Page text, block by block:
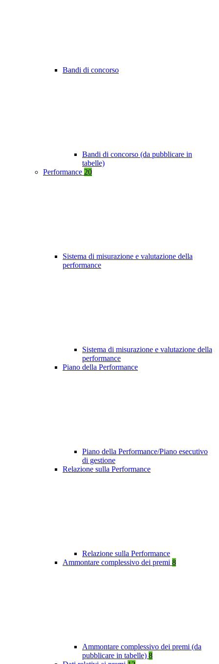
Bandi di concorso
Bandi di concorso (da pubblicare in
tabelle)
Performance 20
Sistema di misurazione e valutazione della
performance
Sistema di misurazione e valutazione della
performance
Piano della Performance
Piano della Performance/Piano esecutivo
di gestione
Relazione sulla Performance
Relazione sulla Performance
Ammontare complessivo dei premi 8
Ammontare complessivo dei premi (da
pubblicare in tabelle) 8